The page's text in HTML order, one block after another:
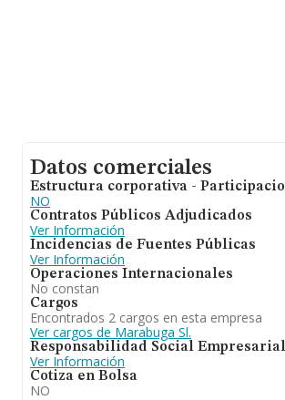
Datos comerciales
Estructura corporativa -
NO
Contratos Públicos Adjudicados
Ver Información
Incidencias de Fuentes Públicas
Ver Información
Operaciones Internacionales
No constan
Cargos
Encontrados 2 cargos en esta empresa
Ver cargos de Marabuga Sl.
Responsabilidad Social Empresarial
Ver Información
Cotiza en Bolsa
NO